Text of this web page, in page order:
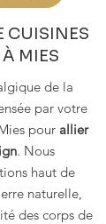
CUISINES
MIES
de la
par votre
pour allier
. Nous
haut de
naturelle,
des corps de